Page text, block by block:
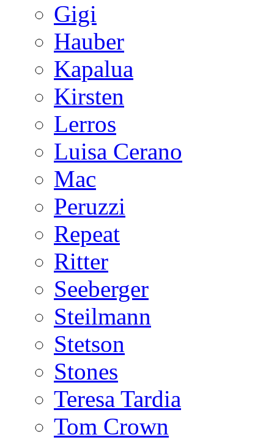
Gigi
Hauber
Kapalua
Kirsten
Lerros
Luisa Cerano
Mac
Peruzzi
Repeat
Ritter
Seeberger
Steilmann
Stetson
Stones
Teresa Tardia
Tom Crown